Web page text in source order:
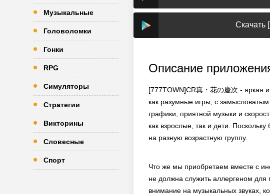
Музыкальные
Головоломки
Гонки
RPG
Симуляторы
Стратегии
Викторины
Словесные
Спорт
Скачать
Описание
[777TOWN]CR真・花の慶次 - яркая
как разумные игры, с
графики, приятной музыки и
как взрослые, так и дети.
на разную возрастную группу.
Что же мы приобретаем вместе с
не должна служить аллергеном для
внимание на музыкальных звуках,